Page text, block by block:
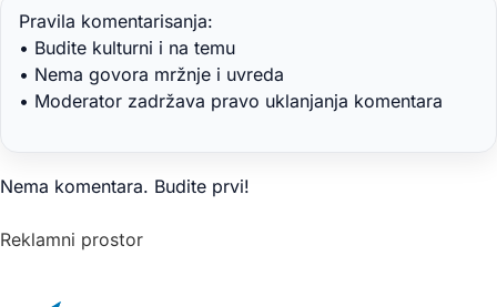
Pravila komentarisanja:
• Budite kulturni i na temu
• Nema govora mržnje i uvreda
• Moderator zadržava pravo uklanjanja komentara
Nema komentara. Budite prvi!
Reklamni prostor